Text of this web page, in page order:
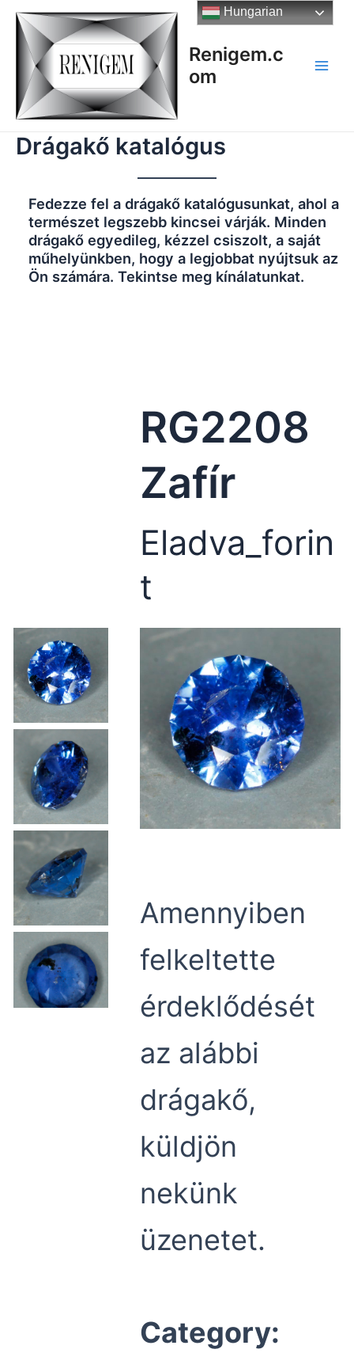
Skip
content
Renigem.c
om
Drágakő katalógus
Fedezze fel a drágakő katalógusunkat, ahol a
természet legszebb kincsei várják. Minden
drágakő egyedileg, kézzel csiszolt, a saját
műhelyünkben, hogy a legjobbat nyújtsuk az
Ön számára. Tekintse meg kínálatunkat.
RG2208
Zafír
Eladva_forin
t
Amennyiben
felkeltette
érdeklődését
az alábbi
drágakő,
küldjön
nekünk
üzenetet.
Category:
Hungarian